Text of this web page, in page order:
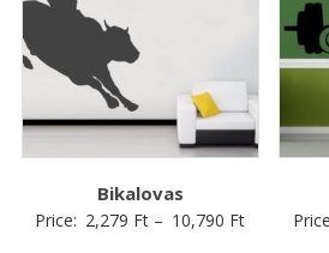
Bikalovas
Price: 2,279 Ft – 10,790 Ft